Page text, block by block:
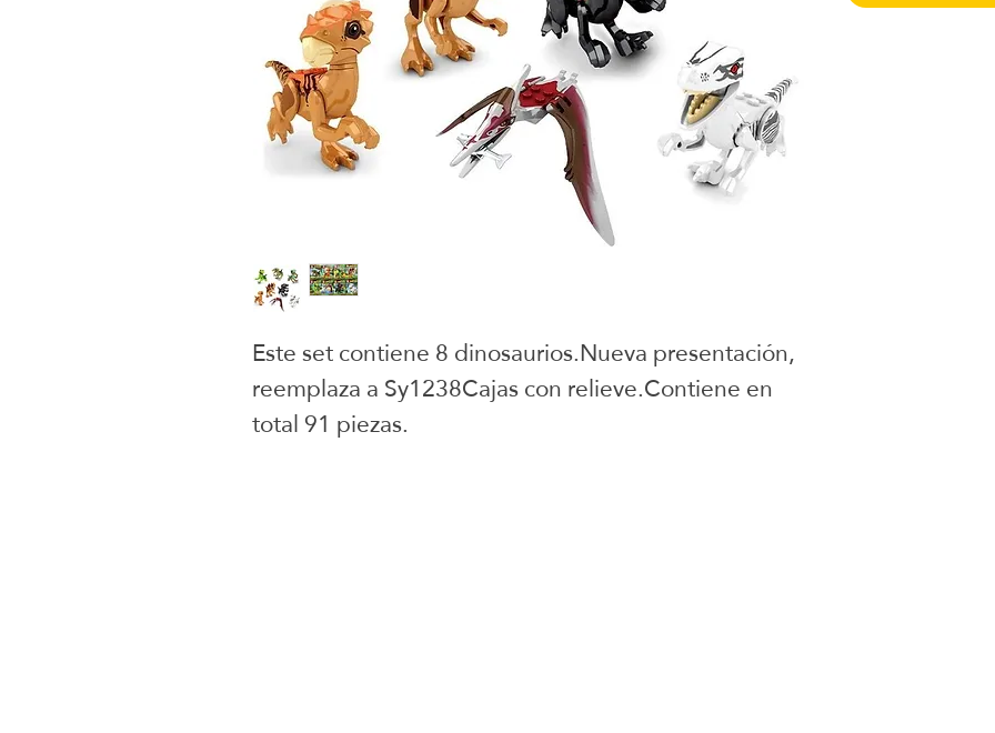
Este set contiene 8 dinosaurios.Nueva presentación,
reemplaza a Sy1238Cajas con relieve.Contiene en
total 91 piezas.